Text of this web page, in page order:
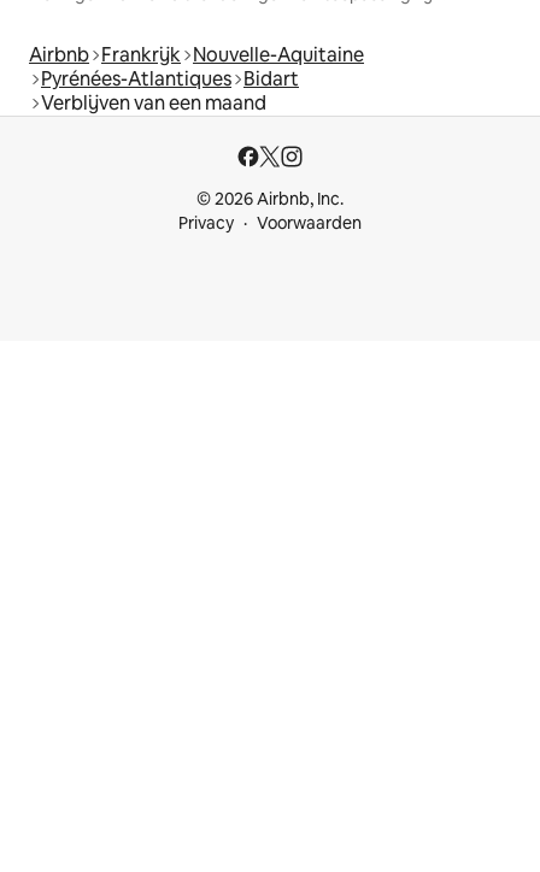
Airbnb Frankrijk Nouvelle-Aquitaine
Pyrénées-Atlantiques Bidart
Verblijven van een maand
© 2026 Airbnb, Inc.
Privacy
Voorwaarden